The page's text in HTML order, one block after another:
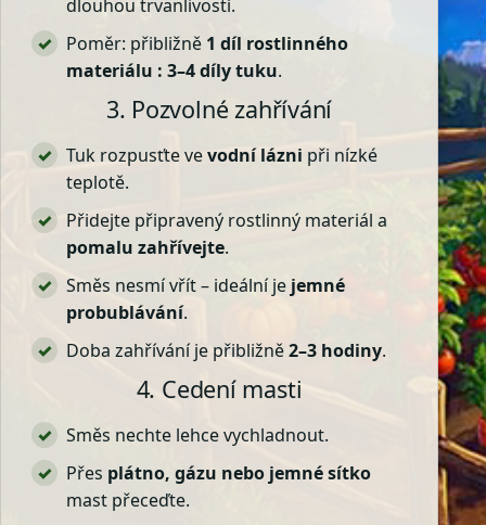
dlouhou trvanlivostí.
Poměr: přibližně 1 díl rostlinného
materiálu : 3–4 díly tuku.
3. Pozvolné zahřívání
Tuk rozpusťte vevodní lázni při nízké
teplotě.
Přidejte připravený rostlinný materiál a
pomalu zahřívejte.
Směs nesmí vřít – ideální je jemné
probublávání.
Doba zahřívání je přibližně2–3 hodiny.
4. Cedení masti
Směs nechte lehce vychladnout.
Přes plátno, gázu nebo jemné sítko
mast přeceďte.